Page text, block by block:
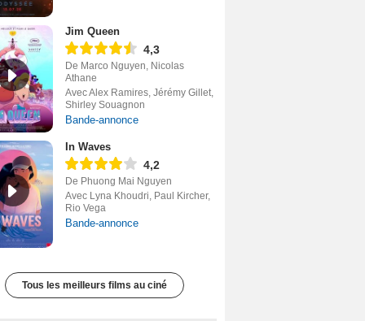
Jim Queen
4,3
De Marco Nguyen, Nicolas
Athane
Avec Alex Ramires, Jérémy Gillet,
Shirley Souagnon
Bande-annonce
In Waves
4,2
De Phuong Mai Nguyen
Avec Lyna Khoudri, Paul Kircher,
Rio Vega
Bande-annonce
Tous les meilleurs films au ciné